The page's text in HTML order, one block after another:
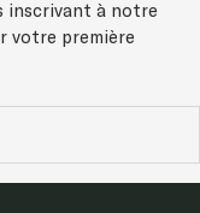
inscrivant à notre
votre première